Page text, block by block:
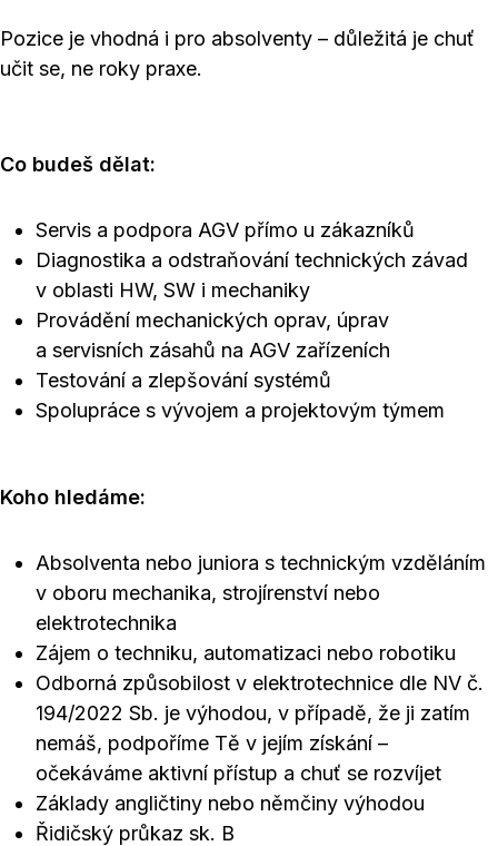
Pozice je vhodná i pro absolventy – důležitá je chuť
učit se, ne roky praxe.
Co budeš dělat:
Servis a podpora AGV přímo u zákazníků
Diagnostika a odstraňování technických závad
v oblasti HW, SW i mechaniky
Provádění mechanických oprav, úprav
a servisních zásahů na AGV zařízeních
Testování a zlepšování systémů
Spolupráce s vývojem a projektovým týmem
Koho hledáme:
Absolventa nebo juniora s technickým vzděláním
v oboru mechanika, strojírenství nebo
elektrotechnika
Zájem o techniku, automatizaci nebo robotiku
Odborná způsobilost v elektrotechnice dle NV č.
194/2022 Sb. je výhodou, v případě, že ji zatím
nemáš, podpoříme Tě v jejím získání –
očekáváme aktivní přístup a chuť se rozvíjet
Základy angličtiny nebo němčiny výhodou
Řidičský průkaz sk. B